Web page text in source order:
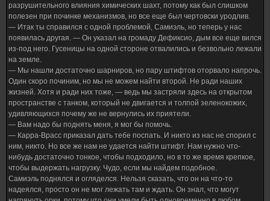
разрушительного влияния химических шахт, потому как был слишком
полезен при починке механизмов, но все еще был чертовски уродлив.
— Итак ты справился с одной проблемой, Самиэль, но теперь у нас
появилась другая. — Он указал на громаду Дефиксио, дым все еще вился
из-под него. Гусеницы на одной стороне отвалились и безвольно лежали
на земле.
— Мы нашли достаточно шарниров, но пару штифтов оторвало напрочь.
Один скоро починим, но мы не можем найти второй. Не ради наших
жизней. Хотя и ради них тоже, — ведь мы застряли здесь на открытом
пространстве с танком, который не двигается и толпой зеленокожих,
удивляющихся почему же не вернулись их приятели.
— Вам надо бы поднять меня, я мог бы помочь.
— Карра-Врасс приказал дать тебе поспать. И никто из нас не спорил с
ним, никто. Но все же нам не удается найти штифт. Нам нужно что-
нибудь достаточно тонкое, чтобы подходило, но в то же время крепкое,
чтобы выдержать нагрузку. Чудо, если мы найдем подобное.
Самиэль поднялся и огляделся. Нельзя сказать, что он на что-то
надеялся, просто он не мог лежать там и ждать. Он знал, что могут